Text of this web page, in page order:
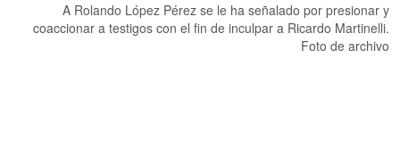
A Rolando López Pérez se le ha señalado por presionar y
coaccionar a testigos con el fin de inculpar a Ricardo Martinelli.
Foto de archivo